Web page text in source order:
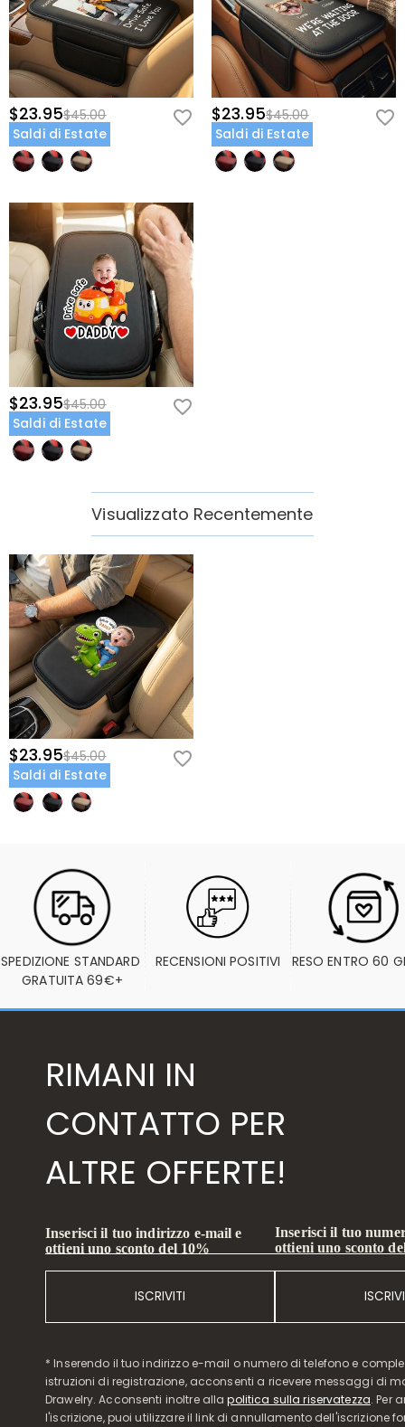
$23.95$45.00
Saldi di Estate
$23.95$45.00
Saldi di Estate
$23.95$45.00
Saldi di Estate
Visualizzato Recentemente
$23.95$45.00
Saldi di Estate
SPEDIZIONE STANDARD
GRATUITA 69€+
RECENSIONI POSITIVI RESO ENTRO 60
RIMANI IN
CONTATTO PER
ALTRE OFFERTE!
Inserisci il tuo indirizzo e-mail e
ottieni uno sconto del 10%
ISCRIVITI
Inserisci il tuo
ottieni uno sconto
* Inserendo il tuo indirizzo e-mail o numero di telefono e
istruzioni di registrazione, acconsenti a ricevere messaggi di
Drawelry. Acconsenti inoltre allapolitica sulla riservatezza. Per
l'iscrizione, puoi utilizzare il link di annullamento dell'iscrizione